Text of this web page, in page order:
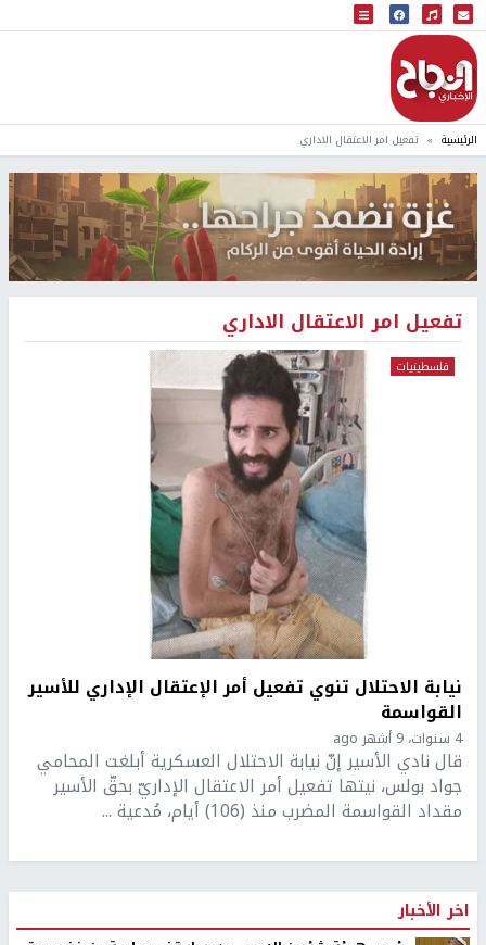
البث المباشر
إذاعة النجاح
الرئيسية تفعيل امر الاعتقال الاداري
تفعيل امر الاعتقال الاداري
فلسطينيات
نيابة الاحتلال تنوي تفعيل أمر الإعتقال الإداري للأسير
القواسمة
4 سنوات، 9 أشهر ago
قال نادي الأسير إنّ نيابة الاحتلال العسكرية أبلغت المحامي
جواد بولس، نيتها تفعيل أمر الاعتقال الإداريّ بحقّ الأسير
مقداد القواسمة المضرب منذ (106) أيام، مُدعية ...
اخر الأخبار